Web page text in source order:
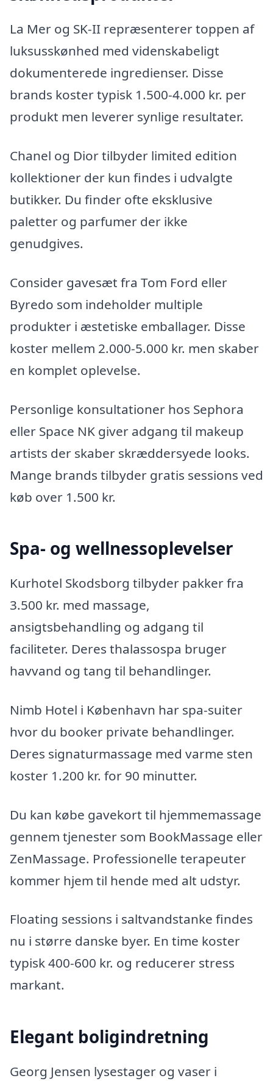
La Mer og SK-II repræsenterer toppen af
luksusskønhed med videnskabeligt
dokumenterede ingredienser. Disse
brands koster typisk 1.500-4.000 kr. per
produkt men leverer synlige resultater.
Chanel og Dior tilbyder limited edition
kollektioner der kun findes i udvalgte
butikker. Du finder ofte eksklusive
paletter og parfumer der ikke
genudgives.
Consider gavesæt fra Tom Ford eller
Byredo som indeholder multiple
produkter i æstetiske emballager. Disse
koster mellem 2.000-5.000 kr. men skaber
en komplet oplevelse.
Personlige konsultationer hos Sephora
eller Space NK giver adgang til makeup
artists der skaber skræddersyede looks.
Mange brands tilbyder gratis sessions ved
køb over 1.500 kr.
Spa- og wellnessoplevelser
Kurhotel Skodsborg tilbyder pakker fra
3.500 kr. med massage,
ansigtsbehandling og adgang til
faciliteter. Deres thalassospa bruger
havvand og tang til behandlinger.
Nimb Hotel i København har spa-suiter
hvor du booker private behandlinger.
Deres signaturmassage med varme sten
koster 1.200 kr. for 90 minutter.
Du kan købe gavekort til hjemmemassage
gennem tjenester som BookMassage eller
ZenMassage. Professionelle terapeuter
kommer hjem til hende med alt udstyr.
Floating sessions i saltvandstanke findes
nu i større danske byer. En time koster
typisk 400-600 kr. og reducerer stress
markant.
Elegant boligindretning
Georg Jensen lysestager og vaser i